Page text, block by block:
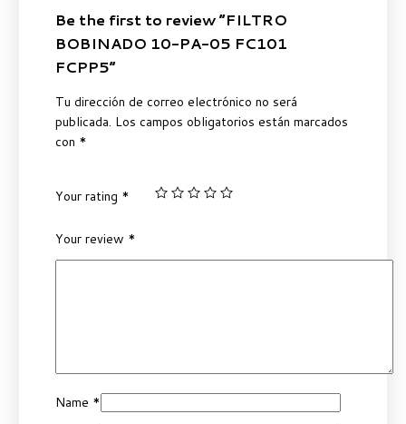
Be the first to review “FILTRO
BOBINADO 10-PA-05 FC101
FCPP5”
Tu dirección de correo electrónico no será
publicada. Los campos obligatorios están marcados
con *
Your rating *
Your review *
Name *